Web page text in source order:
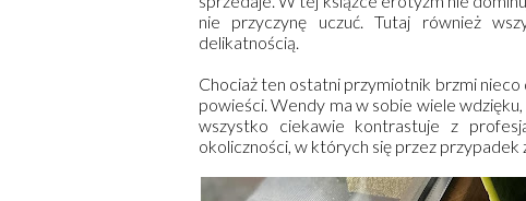
nie przyczynę uczuć. Tutaj również
delikatnością.
Chociaż ten ostatni przymiotnik brzmi
powieści. Wendy ma w sobie wiele
wszystko ciekawie kontrastuje z
okoliczności, w których się przez przypadek